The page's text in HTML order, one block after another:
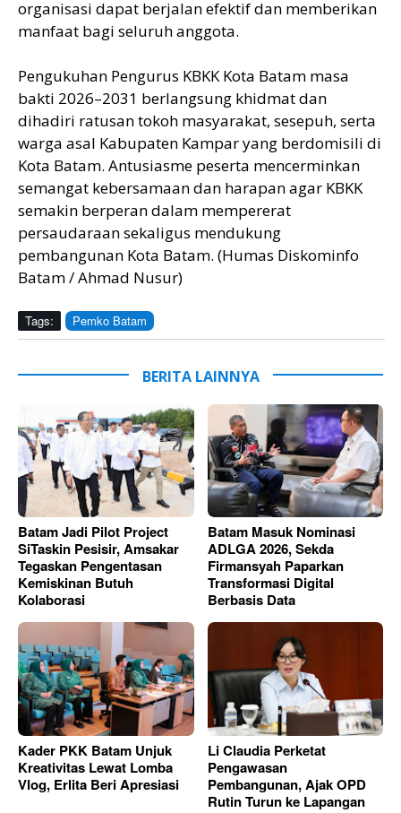
organisasi dapat berjalan efektif dan memberikan
manfaat bagi seluruh anggota.
Pengukuhan Pengurus KBKK Kota Batam masa
bakti 2026–2031 berlangsung khidmat dan
dihadiri ratusan tokoh masyarakat, sesepuh, serta
warga asal Kabupaten Kampar yang berdomisili di
Kota Batam. Antusiasme peserta mencerminkan
semangat kebersamaan dan harapan agar KBKK
semakin berperan dalam mempererat
persaudaraan sekaligus mendukung
pembangunan Kota Batam. (Humas Diskominfo
Batam / Ahmad Nusur)
Tags: Pemko Batam
BERITA LAINNYA
Batam Jadi Pilot Project
SiTaskin Pesisir, Amsakar
Tegaskan Pengentasan
Kemiskinan Butuh
Kolaborasi
Batam Masuk Nominasi
ADLGA 2026, Sekda
Firmansyah Paparkan
Transformasi Digital
Berbasis Data
Kader PKK Batam Unjuk
Kreativitas Lewat Lomba
Vlog, Erlita Beri Apresiasi
Li Claudia Perketat
Pengawasan
Pembangunan, Ajak OPD
Rutin Turun ke Lapangan